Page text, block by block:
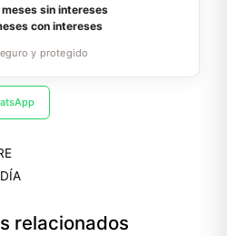
sin intereses
con intereses
y protegido
relacionados